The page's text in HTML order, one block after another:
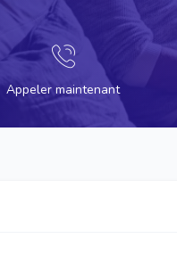
Appeler maintenant